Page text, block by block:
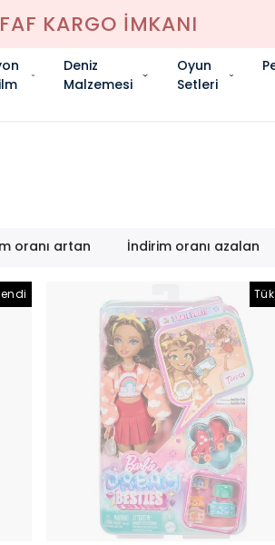
KARGO İMKANI
Deniz
Malzemesi
Oyun
Setleri
oranı artan İndirim oranı azalan